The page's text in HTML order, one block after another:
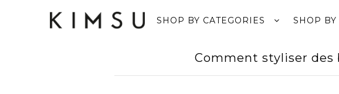
SHOP BY CATEGORIES SHOP
Comment styliser des